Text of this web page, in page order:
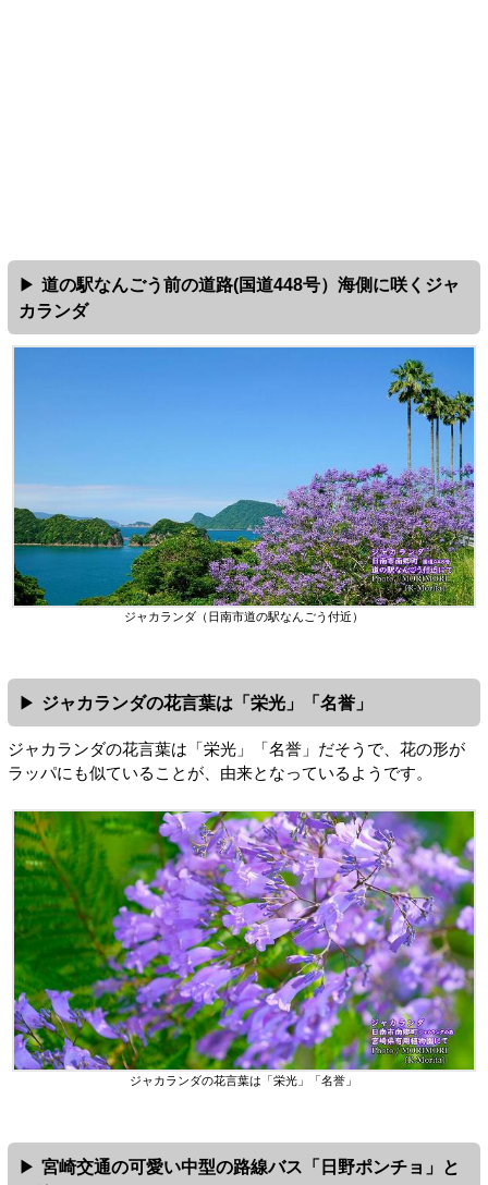
道の駅なんごう前の道路(国道448号）海側に咲くジャ
カランダ
ジャカランダ（日南市道の駅なんごう付近）
ジャカランダの花言葉は「栄光」「名誉」
ジャカランダの花言葉は「栄光」「名誉」だそうで、花の形が
ラッパにも似ていることが、由来となっているようです。
ジャカランダの花言葉は「栄光」「名誉」
宮崎交通の可愛い中型の路線バス「日野ポンチョ」と